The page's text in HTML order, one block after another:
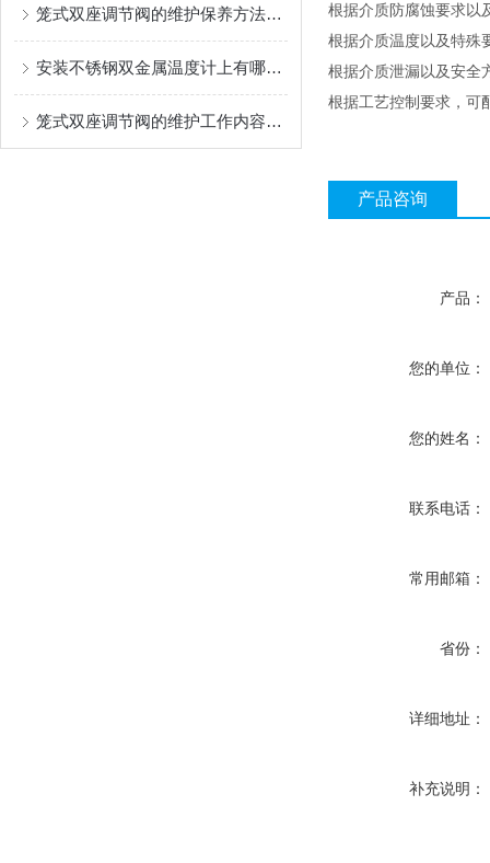
笼式双座调节阀的维护保养方法有哪些？
安装不锈钢双金属温度计上有哪些要求
笼式双座调节阀的维护工作内容主要是这些
根据介质防腐蚀要求以
根据介质温度以及特殊
根据介质泄漏以及安全
根据工艺控制要求，可
产品咨询
产品：
您的单位：
您的姓名：
联系电话：
常用邮箱：
省份：
详细地址：
补充说明：